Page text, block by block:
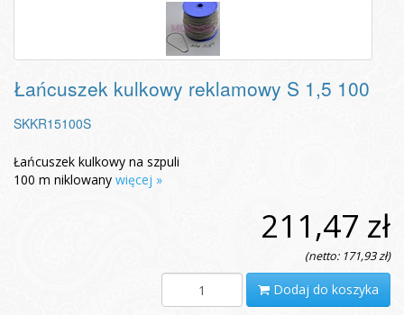
Łańcuszek kulkowy reklamowy S 1,5 100
SKKR15100S
Łańcuszek kulkowy na szpuli
100 m niklowany więcej »
211,47 zł
(netto: 171,93 zł)
Dodaj do koszyka